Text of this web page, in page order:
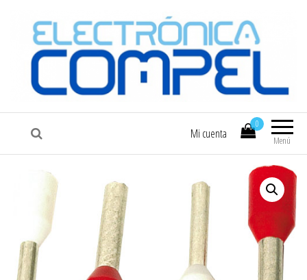
COMPEL Electrónica COMPEL
Menú
0
Mi cuenta